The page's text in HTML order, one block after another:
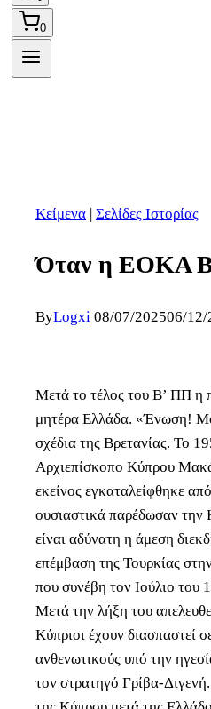
0
Κείμενα Σελίδες Ιστορίας
Όταν η ΕΟΚΑ
ByLogxi 08/07/202506/12/
Μετά το τέλος του Β’ ΠΠ η
μητέρα Ελλάδα. «Ένωση!
σχέδια της Βρετανίας. Το
Αρχιεπίσκοπο Κύπρου
εκείνος εγκαταλείφθηκε
ουσιαστικά παρέδωσαν την
είναι αδύνατη η άμεση
επέμβαση της Τουρκίας
που συνέβη τον Ιούλιο του
Μετά την λήξη του
Κύπριοι έχουν διασπαστεί
ανθενωτικούς υπό την
τον στρατηγό Γρίβα-